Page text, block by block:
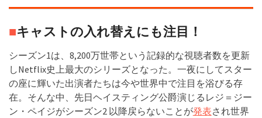
■キャストの入れ替えにも注目！
シーズン1は、8,200万世帯という記録的な視聴者数を更新
しNetflix史上最大のシリーズとなった。一夜にしてスター
の座に輝いた出演者たちは今や世界中で注目を浴びる存
在。そんな中、先日ヘイスティング公爵演じるレジ＝ジー
ン・ペイジがシーズン2 以降戻らないことが発表され世界